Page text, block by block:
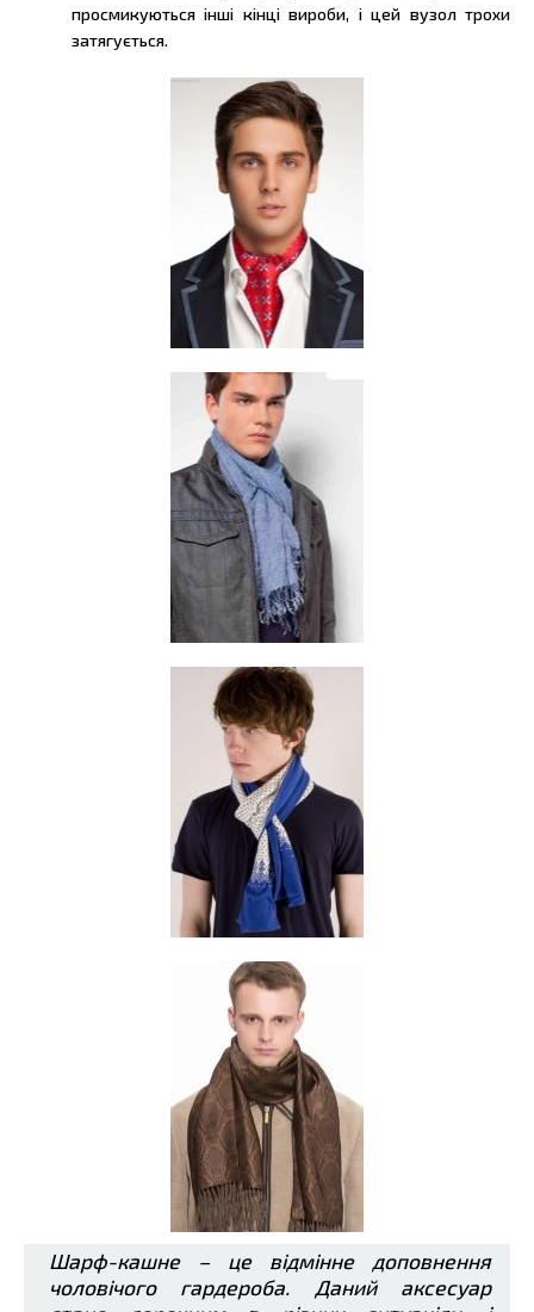
просмикуються інші кінці вироби, і цей вузол трохи
затягується.
Шарф-кашне – це відмінне доповнення
чоловічого гардероба. Даний аксесуар